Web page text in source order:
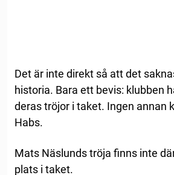
Det är inte direkt så att det
historia. Bara ett bevis: klubben
deras tröjor i taket. Ingen annan
Habs.
Mats Näslunds tröja finns inte
plats i taket.